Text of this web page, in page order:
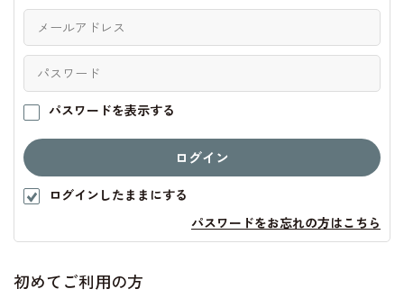
パスワードを表示する
ログインしたままにする
パスワードをお忘れの方はこちら
初めてご利用の方